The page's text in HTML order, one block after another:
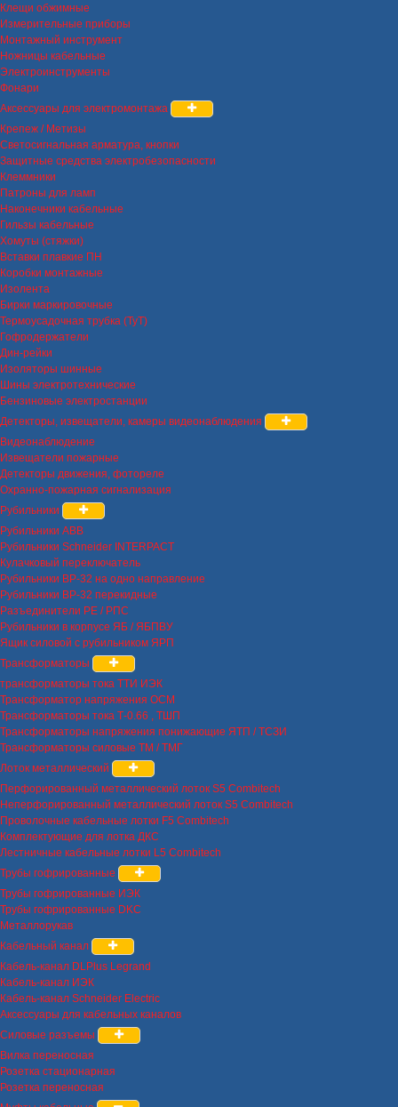
Клещи обжимные
Измерительные приборы
Монтажный инструмент
Ножницы кабельные
Электроинструменты
Фонари
Аксессуары для электромонтажа
Крепеж / Метизы
Светосигнальная арматура, кнопки
Защитные средства электробезопасности
Клеммники
Патроны для ламп
Наконечники кабельные
Гильзы кабельные
Хомуты (стяжки)
Вставки плавкие ПН
Коробки монтажные
Изолента
Бирки маркировочные
Термоусадочная трубка (ТуТ)
Гофродержатели
Дин-рейки
Изоляторы шинные
Шины электротехнические
Бензиновые электростанции
Детекторы, извещатели, камеры видеонаблюдения
Видеонаблюдение
Извещатели пожарные
Детекторы движения, фотореле
Охранно-пожарная сигнализация
Рубильники
Рубильники ABB
Рубильники Schneider INTERPACT
Кулачковый переключатель
Рубильники ВР-32 на одно направление
Рубильники ВР-32 перекидные
Разъединители РЕ / РПС
Рубильники в корпусе ЯБ / ЯБПВУ
Ящик силовой с рубильником ЯРП
Трансформаторы
трансформаторы тока ТТИ ИЭК
Трансформатор напряжения ОСМ
Трансформаторы тока Т-0.66 , ТШП
Трансформаторы напряжения понижающие ЯТП / ТСЗИ
Трансформаторы силовые ТМ / ТМГ
Лоток металлический
Перфорированный металлический лоток S5 Combitech
Неперфорированный металлический лоток S5 Combitech
Проволочные кабельные лотки F5 Combitech
Комплектующие для лотка ДКС
Лестничные кабельные лотки L5 Combitech
Трубы гофрированные
Трубы гофрированные ИЭК
Трубы гофрированные DKC
Металлорукав
Кабельный канал
Кабель-канал DLPlus Legrand
Кабель-канал ИЭК
Кабель-канал Schneider Electric
Аксессуары для кабельных каналов
Силовые разъемы
Вилка переносная
Розетка стационарная
Розетка переносная